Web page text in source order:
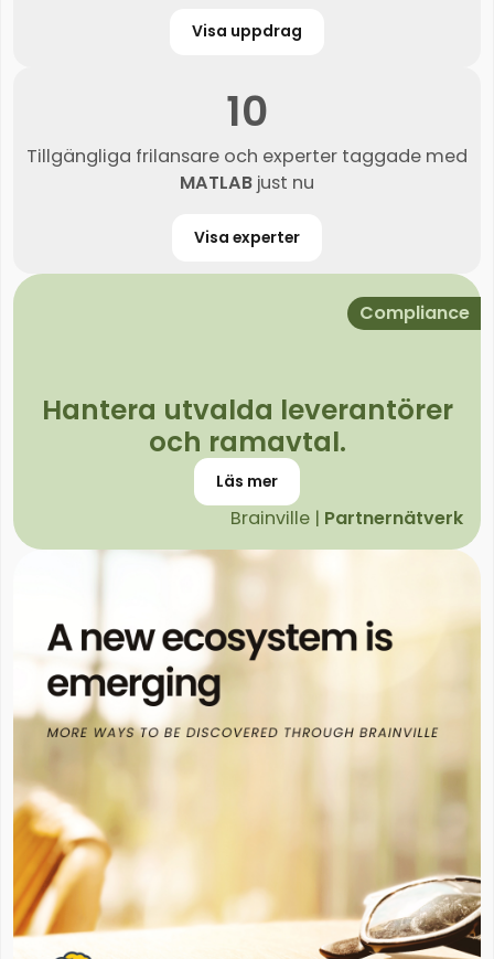
Visa uppdrag
10
Tillgängliga frilansare och experter taggade med
MATLAB just nu
Visa experter
Compliance
Hantera utvalda leverantörer
och ramavtal.
Läs mer
Brainville | Partnernätverk